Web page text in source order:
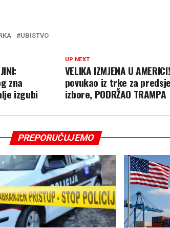
UBISTVO
UP NEXT
VELIKA IZMJENA U
povukao iz trke za
izbore, PODRŽAO TRAMPA
zna
izgubi
PREPORUČUJEMO